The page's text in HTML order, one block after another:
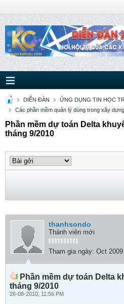
DIỄN ĐÀN
ỨNG DỤNG TIN HỌC
Các phần mềm quản lý dùng trong xây dựng
Phần mềm dự toán Delta
tháng 9/2010
thanhsondo
Thành viên mới
Tham gia ngày: Oct 2009
Phần mềm dự toán Delta
tháng 9/2010
26-08-2010, 11:56 PM